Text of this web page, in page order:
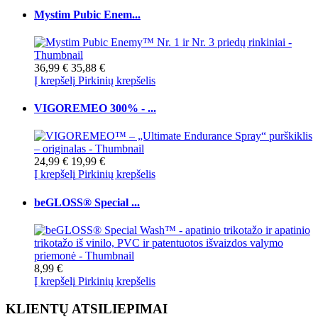
Mystim Pubic Enem...
36,99 € 35,88 €
Į krepšelį Pirkinių krepšelis
VIGOREMEO 300% - ...
24,99 € 19,99 €
Į krepšelį Pirkinių krepšelis
beGLOSS® Special ...
8,99 €
Į krepšelį Pirkinių krepšelis
KLIENTŲ ATSILIEPIMAI